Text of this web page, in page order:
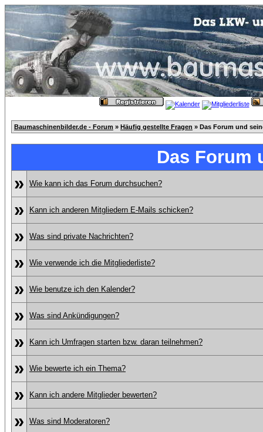
Baumaschinenbilder.de - Forum » Häufig gestellte Fragen » Das Forum und
Das Forum
»
Wie kann ich das Forum durchsuchen?
» Kann ich anderen Mitgliedern E-Mails schicken?
» Was sind private Nachrichten?
» Wie verwende ich die Mitgliederliste?
» Wie benutze ich den Kalender?
» Was sind Ankündigungen?
» Kann ich Umfragen starten bzw. daran teilnehmen?
» Wie bewerte ich ein Thema?
» Kann ich andere Mitglieder bewerten?
» Was sind Moderatoren?